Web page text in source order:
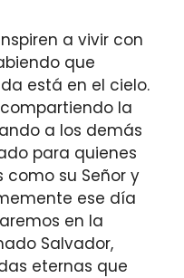
a vivir con
que
está en el cielo.
la
a los demás
para quienes
su Señor y
ese día
en la
Salvador,
eternas que